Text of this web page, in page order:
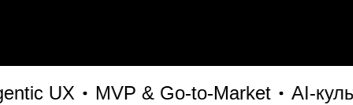
UX MVP & Go-to-Market AI-